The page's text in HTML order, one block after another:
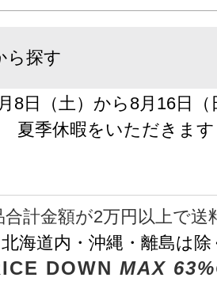
ら探す
8日（土）から8月16日
夏季休暇をいただきます
合計金額が2万円以上で送
北海道内・沖縄・離島は
DOWN MAX